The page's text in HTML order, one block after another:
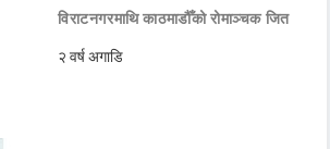
विराटनगरमाथि काठमाडौँको रोमाञ्चक जित
२ वर्ष अगाडि